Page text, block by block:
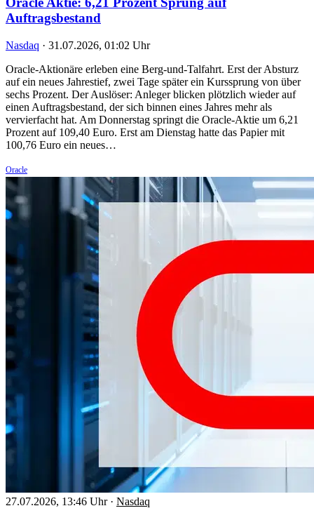
Auftragsbestand
Nasdaq · 31.07.2026, 01:02 Uhr
Oracle-Aktionäre erleben eine Berg-und-Talfahrt. Erst der Absturz
auf ein neues Jahrestief, zwei Tage später ein Kurssprung von über
sechs Prozent. Der Auslöser: Anleger blicken plötzlich wieder auf
einen Auftragsbestand, der sich binnen eines Jahres mehr als
vervierfacht hat. Am Donnerstag springt die Oracle-Aktie um 6,21
Prozent auf 109,40 Euro. Erst am Dienstag hatte das Papier mit
100,76 Euro ein neues…
Oracle
27.07.2026, 13:46 Uhr · Nasdaq